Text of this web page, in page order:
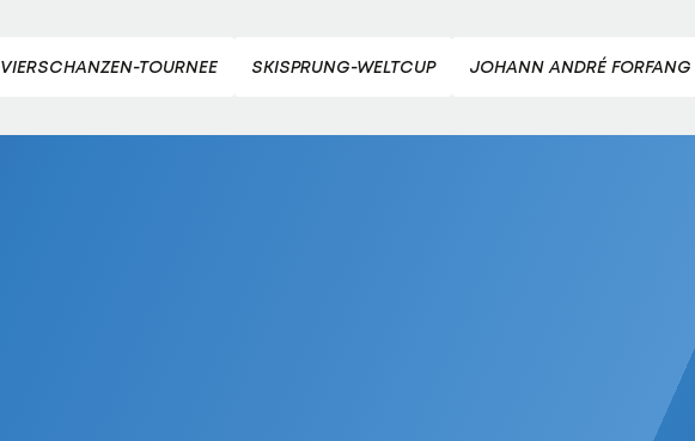
VIERSCHANZEN-TOURNEE SKISPRUNG-WELTCUP JOHANN ANDRÉ FORFANG